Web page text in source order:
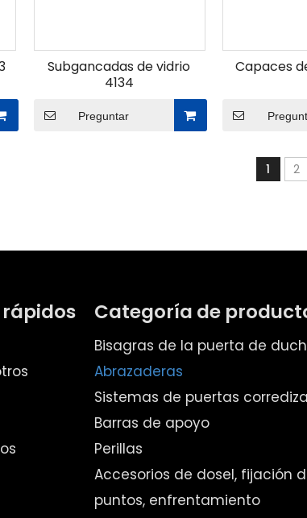
Subgancadas de vidrio
4134
Preguntar
Capaces
1 2
rápidos Categoría de
Bisagras de la puerta de
Abrazaderas
Sistemas de puertas
Barras de apoyo
Perillas
Accesorios de dosel, fijación
puntos, enfrentamiento